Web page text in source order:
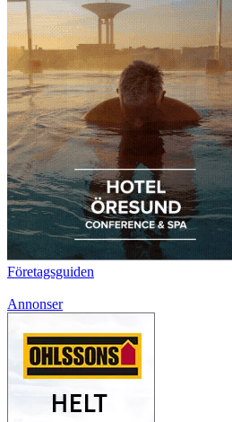
Företagsguiden
Annonser